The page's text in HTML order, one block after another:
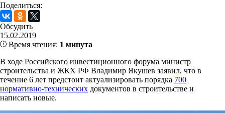
Поделиться:
Обсудить
15.02.2019
Время чтения: 1 минута
В ходе Российского инвестиционного форума министр
строительства и ЖКХ РФ Владимир Якушев заявил, что в
течение 6 лет предстоит актуализировать порядка 700
нормативно-технических документов в строительстве и
написать новые.